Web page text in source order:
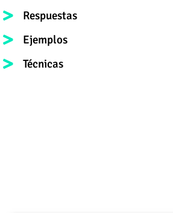
Respuestas
Ejemplos
Técnicas